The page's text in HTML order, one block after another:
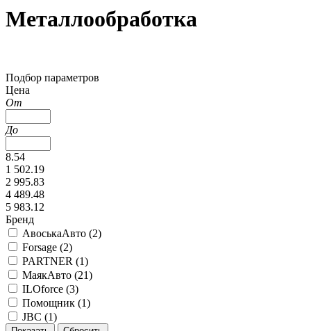
Металлообработка
Подбор параметров
Цена
От
До
8.54
1 502.19
2 995.83
4 489.48
5 983.12
Бренд
АвоськаАвто (2)
Forsage (2)
PARTNER (1)
МаякАвто (21)
ILOforce (3)
Помощник (1)
JBC (1)